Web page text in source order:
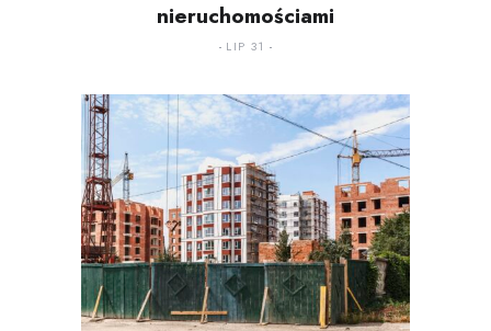
nieruchomościami
LIP 31